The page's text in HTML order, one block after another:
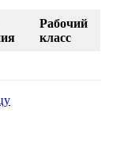
Рабочий
класс